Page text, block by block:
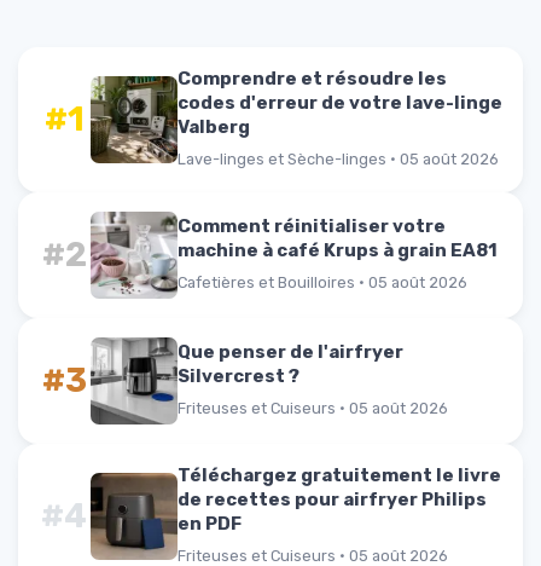
#1
Comprendre et résoudre les
codes d'erreur de votre lave-linge
Valberg
Lave-linges et Sèche-linges · 05 août 2026
#2
Comment réinitialiser votre
machine à café Krups à grain EA81
Cafetières et Bouilloires · 05 août 2026
#3
Que penser de l'airfryer
Silvercrest ?
Friteuses et Cuiseurs · 05 août 2026
#4
Téléchargez gratuitement le livre
de recettes pour airfryer Philips
en PDF
Friteuses et Cuiseurs · 05 août 2026